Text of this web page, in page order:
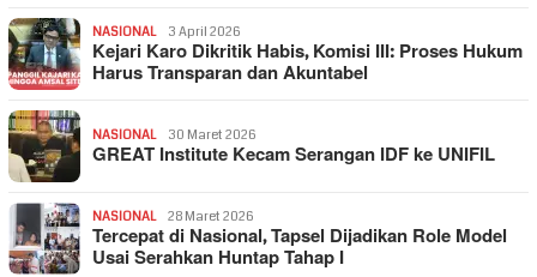
NASIONAL 3 April 2026
Kejari Karo Dikritik Habis, Komisi III: Proses Hukum
Harus Transparan dan Akuntabel
NASIONAL 30 Maret 2026
GREAT Institute Kecam Serangan IDF ke UNIFIL
NASIONAL 28 Maret 2026
Tercepat di Nasional, Tapsel Dijadikan Role Model
Usai Serahkan Huntap Tahap I